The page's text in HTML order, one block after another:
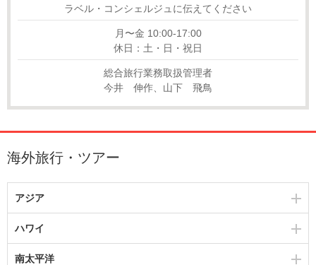
ラベル・コンシェルジュに伝えてください
月〜金 10:00-17:00
休日：土・日・祝日
総合旅行業務取扱管理者
今井 伸作、山下 飛鳥
海外旅行・ツアー
アジア
ハワイ
南太平洋